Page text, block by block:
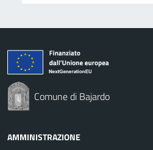
Comune di Bajardo
AMMINISTRAZIONE